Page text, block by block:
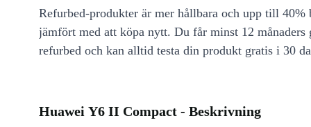
Refurbed-produkter är mer hållbara och upp till 40%
jämfört med att köpa nytt. Du får minst 12 månaders
refurbed och kan alltid testa din produkt gratis i 30
Huawei Y6 II Compact - Beskrivning